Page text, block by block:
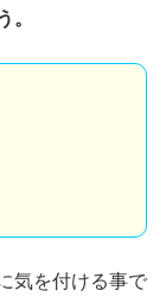
。
気を付ける事で